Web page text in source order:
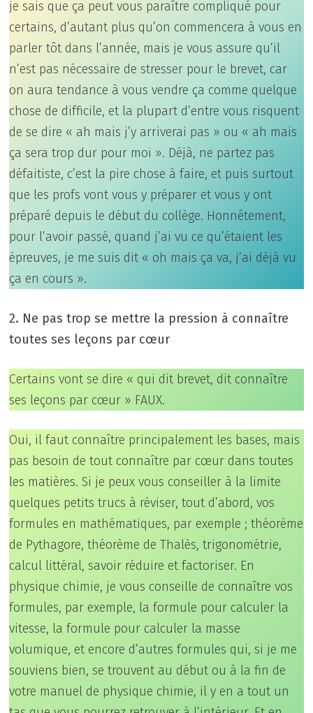
je sais que ça peut vous paraître compliqué pour
certains, d’autant plus qu’on commencera à vous en
parler tôt dans l’année, mais je vous assure qu’il
n’est pas nécessaire de stresser pour le brevet, car
on aura tendance à vous vendre ça comme quelque
chose de difficile, et la plupart d’entre vous risquent
de se dire « ah mais j’y arriverai pas » ou « ah mais
ça sera trop dur pour moi ». Déjà, ne partez pas
défaitiste, c’est la pire chose à faire, et puis surtout
que les profs vont vous y préparer et vous y ont
préparé depuis le début du collège. Honnêtement,
pour l’avoir passé, quand j’ai vu ce qu’étaient les
épreuves, je me suis dit « oh mais ça va, j’ai déjà vu
ça en cours ».
2. Ne pas trop se mettre la pression à connaître
toutes ses leçons par cœur
Certains vont se dire « qui dit brevet, dit connaître
ses leçons par cœur » FAUX.
Oui, il faut connaître principalement les bases, mais
pas besoin de tout connaître par cœur dans toutes
les matières. Si je peux vous conseiller à la limite
quelques petits trucs à réviser, tout d’abord, vos
formules en mathématiques, par exemple ; théorème
de Pythagore, théorème de Thalès, trigonométrie,
calcul littéral, savoir réduire et factoriser. En
physique chimie, je vous conseille de connaître vos
formules, par exemple, la formule pour calculer la
vitesse, la formule pour calculer la masse
volumique, et encore d’autres formules qui, si je me
souviens bien, se trouvent au début ou à la fin de
votre manuel de physique chimie, il y en a tout un